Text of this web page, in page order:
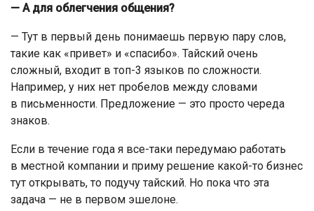
— А для облегчения общения?
— Тут в первый день понимаешь первую пару слов,
такие как «привет» и «спасибо». Тайский очень
сложный, входит в топ-3 языков по сложности.
Например, у них нет пробелов между словами
в письменности. Предложение — это просто череда
знаков.
Если в течение года я все-таки передумаю работать
в местной компании и приму решение какой-то бизнес
тут открывать, то подучу тайский. Но пока что эта
задача — не в первом эшелоне.